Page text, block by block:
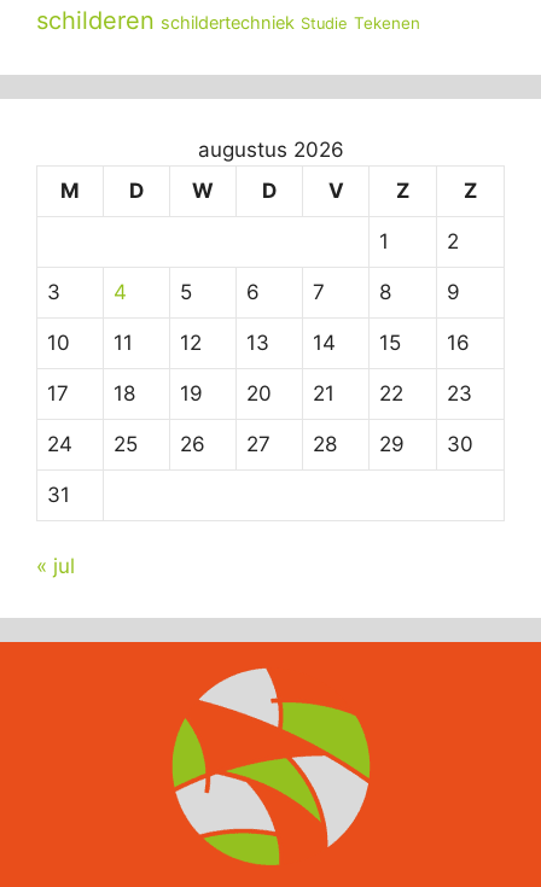
schilderen schildertechniek Studie Tekenen
augustus 2026
M
D W D V Z Z
1 2
3 4 5 6 7 8 9
10 11 12 13 14 15 16
17 18 19 20 21 22 23
24 25 26 27 28 29 30
31
« jul